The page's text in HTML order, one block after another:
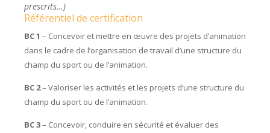
prescrits…)
Référentiel de certification
BC 1 – Concevoir et mettre en œuvre des projets d’animation
dans le cadre de l’organisation de travail d’une structure du
champ du sport ou de l’animation.
BC 2– Valoriser les activités et les projets d’une structure du
champ du sport ou de l’animation.
BC 3– Concevoir, conduire en sécurité et évaluer des